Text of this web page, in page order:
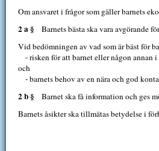
Om ansvaret i frågor som gäller barnets
2 a § Barnets bästa ska vara avgörande
Vid bedömningen av vad som är bäst för
- risken för att barnet eller någon annan
och
- barnets behov av en nära och god
2 b § Barnet ska få information och ges
Barnets åsikter ska tillmätas betydelse i